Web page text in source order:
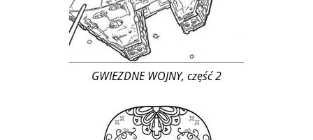
GWIEZDNE WOJNY, część 2